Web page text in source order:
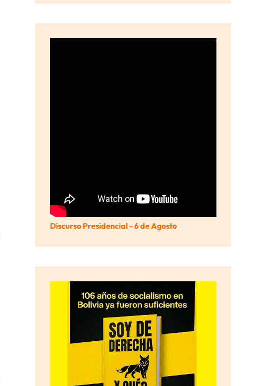
Discurso Presidencial - 6 de Agosto